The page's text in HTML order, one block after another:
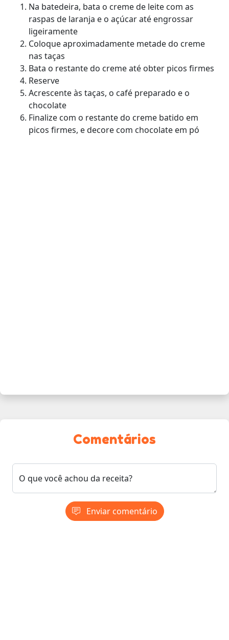
Na batedeira, bata o creme de leite com as
raspas de laranja e o açúcar até engrossar
ligeiramente
Coloque aproximadamente metade do creme
nas taças
Bata o restante do creme até obter picos firmes
Reserve
Acrescente às taças, o café preparado e o
chocolate
Finalize com o restante do creme batido em
picos firmes, e decore com chocolate em pó
Comentários
O que você achou da receita?
Enviar comentário